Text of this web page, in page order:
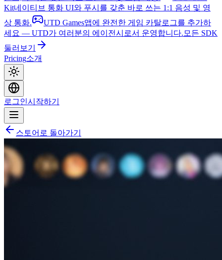
Kit네이티브 통화 UI와 푸시를 갖춘 바로 쓰는 1:1 음성 및 영
상 통화.
UTD Games앱에 완전한 게임 카탈로그를 추가하
세요 — UTD가 여러분의 에이전시로서 운영합니다. 모든 SDK
둘러보기
Pricing소개
로그인시작하기
스토어로 돌아가기